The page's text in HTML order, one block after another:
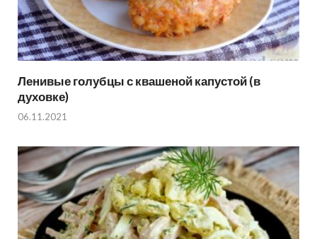
Ленивые голубцы с квашеной капустой (в
духовке)
06.11.2021